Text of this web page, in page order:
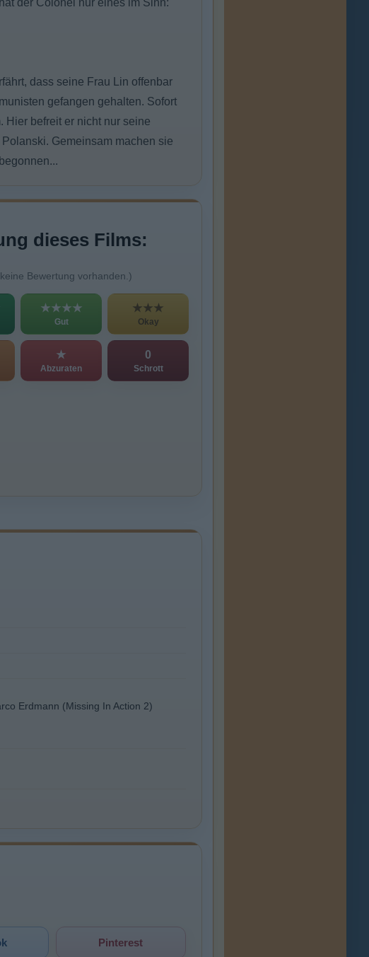
der Colonel nur eines im Sinn:
dass seine Frau Lin offenbar
gefangen gehalten. Sofort
Hier befreit er nicht nur seine
Gemeinsam machen sie
dieses Films:
Bewertung vorhanden.)
★★★★
Gut
★★★
Okay
★
Abzuraten
0
Schrott
Erdmann (Missing In Action 2)
Pinterest